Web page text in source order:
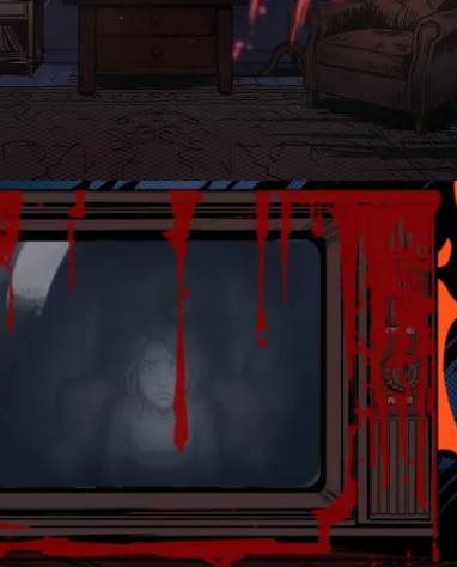
y atmosféricos. Todo el apartado
artística inspirada en las novelas